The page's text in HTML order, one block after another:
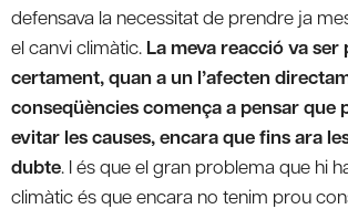
defensava la necessitat de prendre ja
el canvi climàtic. La meva reacció va ser
certament, quan a un l’afecten
conseqüències comença a pensar que
evitar les causes, encara que fins ara
dubte. I és que el gran problema que hi
climàtic és que encara no tenim prou